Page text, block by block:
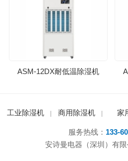
ASM-12DX耐低温除湿机
工业除湿机 商用除湿机 家
服务热线： 133-
安诗曼电器（深圳）有